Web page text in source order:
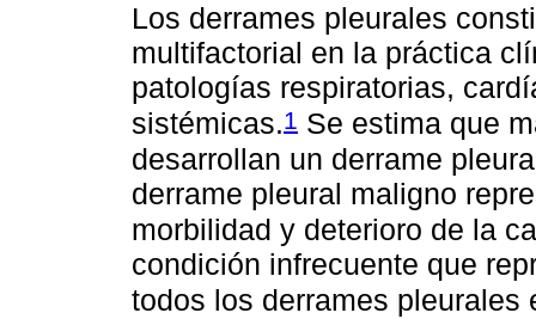
Los derrames pleurales
multifactorial en la práctica
patologías respiratorias,
sistémicas.1 Se estima que
desarrollan un derrame
derrame pleural maligno
morbilidad y deterioro de la
condición infrecuente que
todos los derrames pleurales